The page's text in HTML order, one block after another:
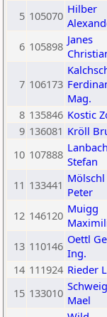
5 105070 Hilber
6 105898 Janes
7 106173
Mag.
8 135846 Kostic
9 136081 Kröll
10 107888 Lanbach
Stefan
11 133441 Peter
12 146120 Muigg
13 110146 Oettl
Ing.
14 111924 Rieder
15 133010 Mael